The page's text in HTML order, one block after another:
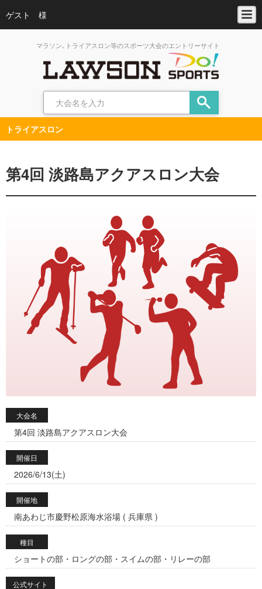
ゲスト 様
マラソン､トライアスロン等のスポーツ大会のエントリーサイト
トライアスロン
第4回 淡路島アクアスロン大会
大会名
第4回 淡路島アクアスロン大会
開催日
2026/6/13(土)
開催地
南あわじ市慶野松原海水浴場 ( 兵庫県 )
種目
ショートの部・ロングの部・スイムの部・リレーの部
公式サイト